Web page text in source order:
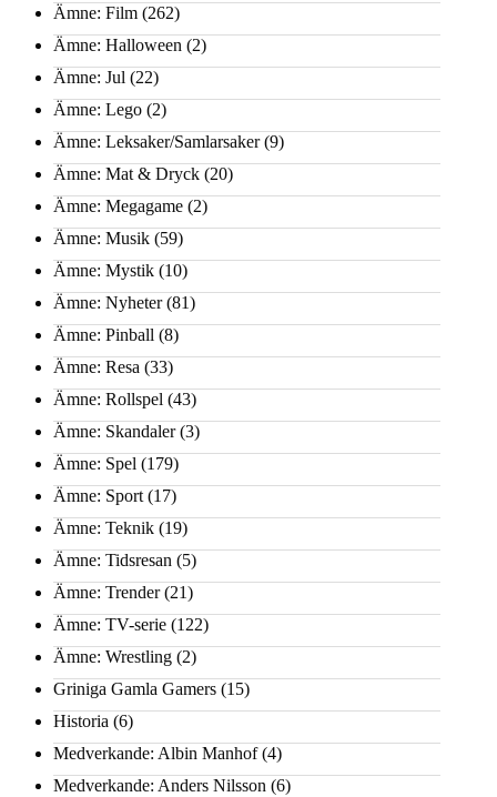
Ämne: Film (262)
Ämne: Halloween (2)
Ämne: Jul (22)
Ämne: Lego (2)
Ämne: Leksaker/Samlarsaker(9)
Ämne: Mat & Dryck (20)
Ämne: Megagame (2)
Ämne: Musik (59)
Ämne: Mystik (10)
Ämne: Nyheter(81)
Ämne: Pinball (8)
Ämne: Resa (33)
Ämne: Rollspel (43)
Ämne: Skandaler(3)
Ämne: Spel (179)
Ämne: Sport (17)
Ämne: Teknik (19)
Ämne: Tidsresan (5)
Ämne: Trender(21)
Ämne: TV-serie (122)
Ämne: Wrestling (2)
Griniga Gamla Gamers (15)
Historia (6)
Medverkande: Albin Manhof(4)
Medverkande: Anders Nilsson (6)